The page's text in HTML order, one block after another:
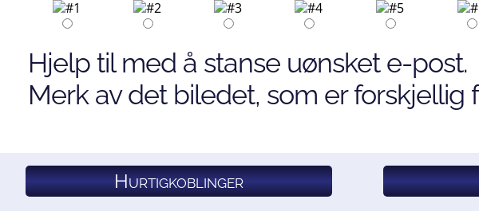
Hjelp til med å stanse uønsket e-post.
Merk av det biledet, som er forskjellig
Hurtigkoblinger